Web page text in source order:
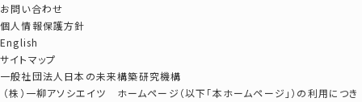
お問い合わせ
個人情報保護方針
English
サイトマップ
一般社団法人日本の未来構築研究機構
（株）一柳アソシエイツ ホームページ（以下「本ホームページ」）の利用につき